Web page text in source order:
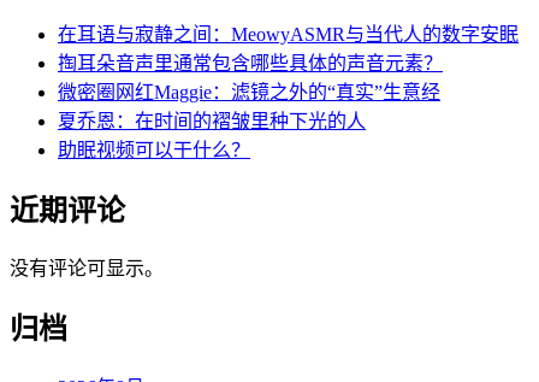
在耳语与寂静之间：MeowyASMR与当代人的数字安眠
掏耳朵音声里通常包含哪些具体的声音元素？
微密圈网红Maggie：滤镜之外的“真实”生意经
夏乔恩：在时间的褶皱里种下光的人
助眠视频可以干什么？
近期评论
没有评论可显示。
归档